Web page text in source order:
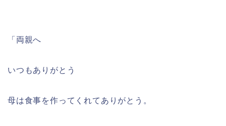
「両親へ
いつもありがとう
母は食事を作ってくれてありがとう。